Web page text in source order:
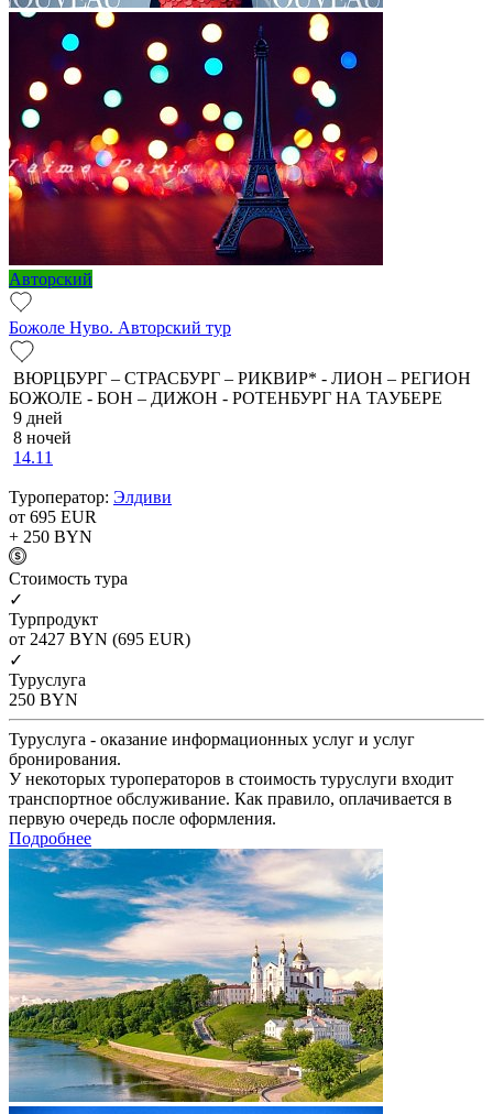
Авторский
Божоле Нуво. Авторский тур
ВЮРЦБУРГ – СТРАСБУРГ – РИКВИР* - ЛИОН – РЕГИОН
БОЖОЛЕ - БОН – ДИЖОН - РОТЕНБУРГ НА ТАУБЕРЕ
9 дней
8 ночей
14.11
Туроператор: Элдиви
от 695 EUR
+ 250 BYN
Cтоимость тура
✓
Турпродукт
от 2427 BYN (695 EUR)
✓
Туруслуга
250 BYN
Туруслуга - оказание информационных услуг и услуг
бронирования.
У некоторых туроператоров в стоимость туруслуги входит
транспортное обслуживание. Как правило, оплачивается в
первую очередь после оформления.
Подробнее